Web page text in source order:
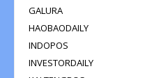
GALURA
HAOBAODAILY
INDOPOS
INVESTORDAILY